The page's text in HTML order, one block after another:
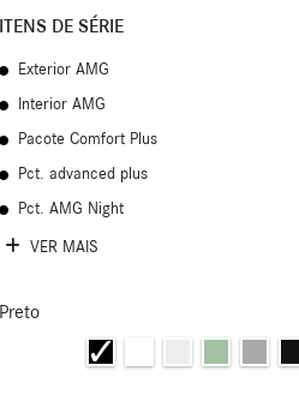
ITENS DE SÉRIE
Exterior AMG
Interior AMG
Pacote Comfort Plus
Pct. advanced plus
Pct. AMG Night
VER MAIS
Preto